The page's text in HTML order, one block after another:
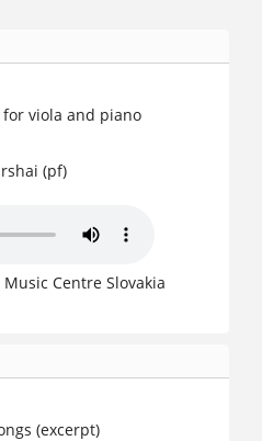
for viola and piano
(pf)
Centre Slovakia
(excerpt)